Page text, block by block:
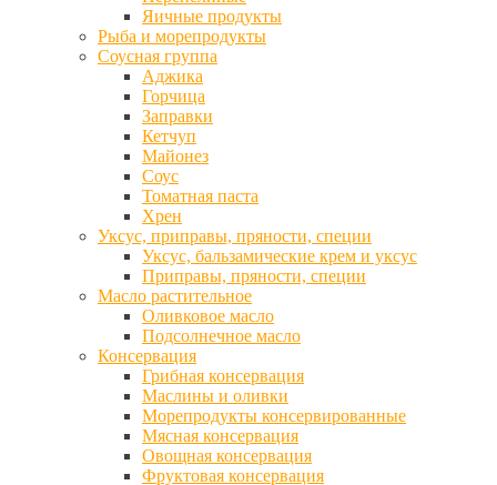
Яичные продукты
Рыба и морепродукты
Соусная группа
Аджика
Горчица
Заправки
Кетчуп
Майонез
Соус
Томатная паста
Хрен
Уксус, приправы, пряности, специи
Уксус, бальзамические крем и уксус
Приправы, пряности, специи
Масло растительное
Оливковое масло
Подсолнечное масло
Консервация
Грибная консервация
Маслины и оливки
Морепродукты консервированные
Мясная консервация
Овощная консервация
Фруктовая консервация